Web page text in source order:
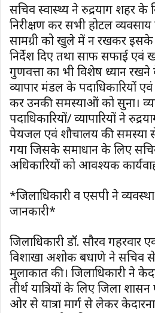
सचिव स्वास्थ्य ने रुद्रप्रयाग शहर के
निरीक्षण कर सभी होटल व्यवसाय
सामग्री को खुले में न रखकर इसके
निर्देश दिए तथा साफ सफाई एवं
गुणवत्ता का भी विशेष ध्यान रखने
व्यापार मंडल के पदाधिकारियों
कर उनकी समस्याओं को सुना।
पदाधिकारियों/ व्यापारियों ने
पेयजल एवं शौचालय की समस्या
गया जिसके समाधान के लिए
अधिकारियों को आवश्यक
*जिलाधिकारी व एसपी ने
जानकारी*
जिलाधिकारी डॉ. सौरव गहरवार
विशाखा अशोक बधाणे ने सचिव
मुलाकात की। जिलाधिकारी ने
तीर्थ यात्रियों के लिए जिला
ओर से यात्रा मार्ग से लेकर